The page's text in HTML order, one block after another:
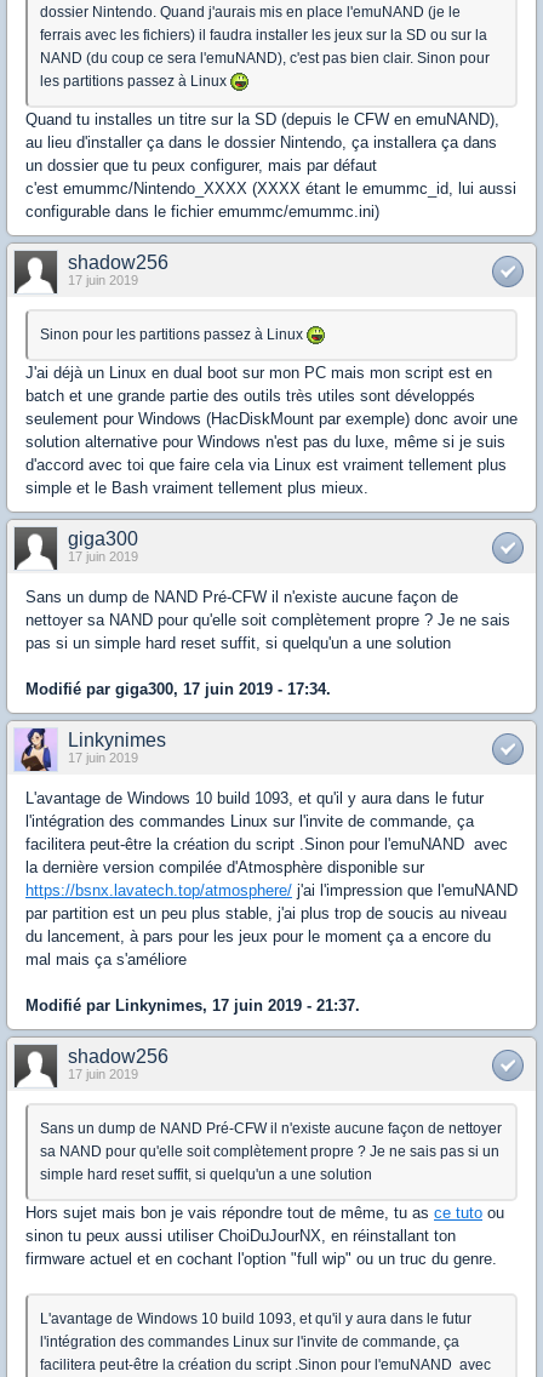
dossier Nintendo. Quand j'aurais mis en place l'emuNAND (je le
ferrais avec les fichiers) il faudra installer les jeux sur la SD ou sur la
NAND (du coup ce sera l'emuNAND), c'est pas bien clair. Sinon pour
les partitions passez à Linux
Quand tu installes un titre sur la SD (depuis le CFW en emuNAND),
au lieu d'installer ça dans le dossier Nintendo, ça installera ça dans
un dossier que tu peux configurer, mais par défaut
c'est emummc/Nintendo_XXXX (XXXX étant le emummc_id, lui aussi
configurable dans le fichier emummc/emummc.ini)
shadow256
17 juin 2019
Sinon pour les partitions passez à Linux
J'ai déjà un Linux en dual boot sur mon PC mais mon script est en
batch et une grande partie des outils très utiles sont développés
seulement pour Windows (HacDiskMount par exemple) donc avoir une
solution alternative pour Windows n'est pas du luxe, même si je suis
d'accord avec toi que faire cela via Linux est vraiment tellement plus
simple et le Bash vraiment tellement plus mieux.
giga300
17 juin 2019
Sans un dump de NAND Pré-CFW il n'existe aucune façon de
nettoyer sa NAND pour qu'elle soit complètement propre ? Je ne sais
pas si un simple hard reset suffit, si quelqu'un a une solution
Modifié par giga300, 17 juin 2019 - 17:34.
Linkynimes
17 juin 2019
L'avantage de Windows 10 build 1093, et qu'il y aura dans le futur
l'intégration des commandes Linux sur l'invite de commande, ça
facilitera peut-être la création du script .Sinon pour l'emuNAND avec
la dernière version compilée d'Atmosphère disponible sur
https://bsnx.lavatech.top/atmosphere/ j'ai l'impression que l'emuNAND
par partition est un peu plus stable, j'ai plus trop de soucis au niveau
du lancement, à pars pour les jeux pour le moment ça a encore du
mal mais ça s'améliore
Modifié par Linkynimes, 17 juin 2019 - 21:37.
shadow256
17 juin 2019
Sans un dump de NAND Pré-CFW il n'existe aucune façon de nettoyer
sa NAND pour qu'elle soit complètement propre ? Je ne sais pas si un
simple hard reset suffit, si quelqu'un a une solution
Hors sujet mais bon je vais répondre tout de même, tu as ce tuto ou
sinon tu peux aussi utiliser ChoiDuJourNX, en réinstallant ton
firmware actuel et en cochant l'option "full wip" ou un truc du genre.
L'avantage de Windows 10 build 1093, et qu'il y aura dans le futur
l'intégration des commandes Linux sur l'invite de commande, ça
facilitera peut-être la création du script .Sinon pour l'emuNAND avec